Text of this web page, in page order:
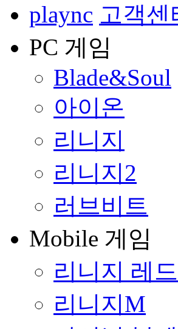
plaync 고객센
PC 게임
Blade&Soul
아이온
리니지
리니지2
러브비트
Mobile 게임
리니지 레
리니지M